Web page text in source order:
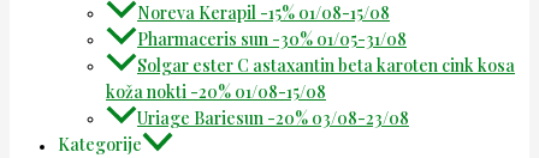
Noreva Kerapil -15% 01/08-15/08
Pharmaceris sun -30% 01/05-31/08
Solgar ester C astaxantin beta karoten cink kosa
koža nokti -20% 01/08-15/08
Uriage Bariesun -20% 03/08-23/08
Kategorije